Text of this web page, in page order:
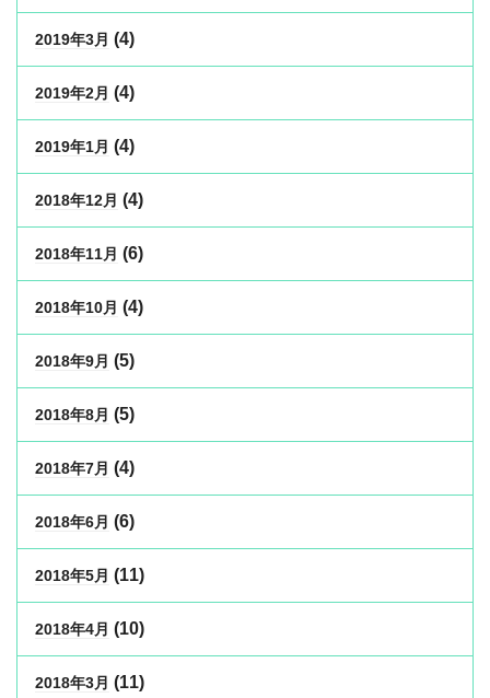
2019年3月 (4)
2019年2月 (4)
2019年1月 (4)
2018年12月 (4)
2018年11月 (6)
2018年10月 (4)
2018年9月 (5)
2018年8月 (5)
2018年7月 (4)
2018年6月 (6)
2018年5月 (11)
2018年4月 (10)
2018年3月 (11)